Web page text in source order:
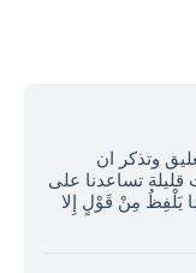
وتذكر ان
قليلة تساعدنا على
يَلْفِظُ مِنْ قَوْلٍ إِلا